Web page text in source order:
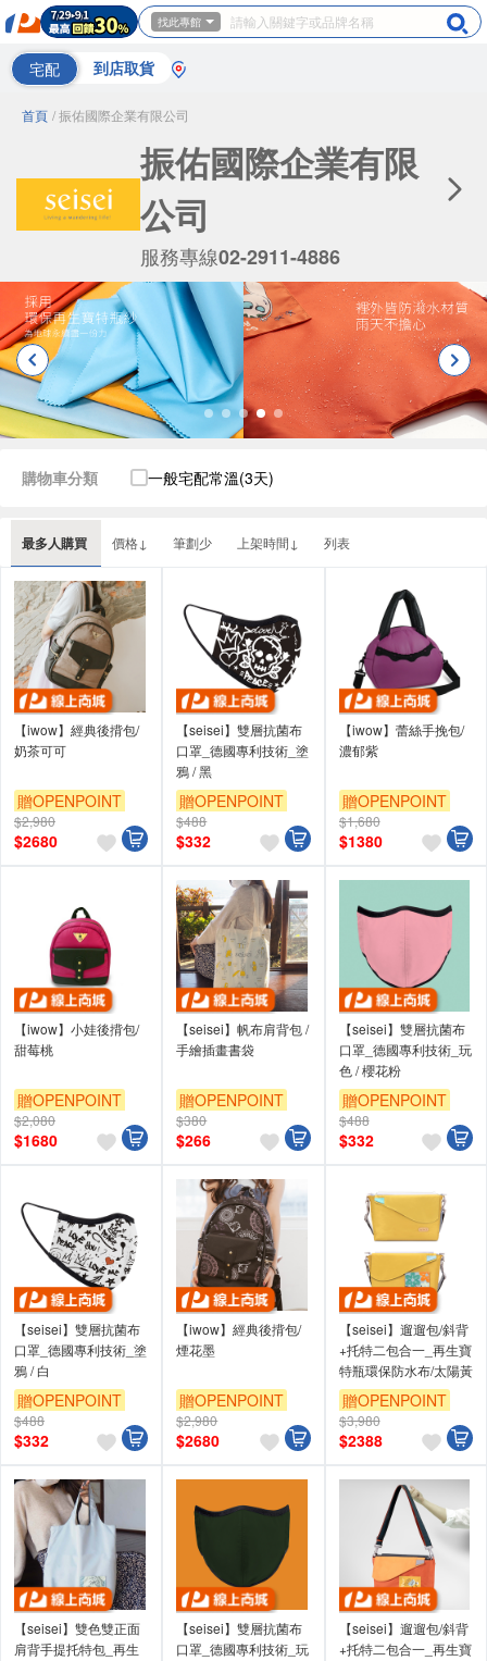
找此專館
宅配 到店取貨
首頁 / 振佑國際企業有限公司
振佑國際企業有限
公司
服務專線02-2911-4886
最多人購買 價格↓ 筆劃少 上架時間↓ 列表
購物車分類 一般宅配常溫(3天)
【iwow】經典後揹包/
奶茶可可
贈OPENPOINT
$2,980
$2680
【seisei】雙層抗菌布
口罩_德國專利技術_塗
鴉 / 黑
贈OPENPOINT
$488
$332
【iwow】蕾絲手挽包/
濃郁紫
贈OPENPOINT
$1,680
$1380
【iwow】小娃後揹包/
甜莓桃
贈OPENPOINT
$2,080
$1680
【seisei】帆布肩背包 /
手繪插畫書袋
贈OPENPOINT
$380
$266
【seisei】雙層抗菌布
口罩_德國專利技術_玩
色 / 櫻花粉
贈OPENPOINT
$488
$332
【seisei】雙層抗菌布
口罩_德國專利技術_塗
鴉 / 白
贈OPENPOINT
$488
$332
【iwow】經典後揹包/
煙花墨
贈OPENPOINT
$2,980
$2680
【seisei】遛遛包/斜背
+托特二包合一_再生寶
特瓶環保防水布/太陽黃
贈OPENPOINT
$3,980
$2388
【seisei】雙色雙正面
肩背手提托特包_再生
【seisei】雙層抗菌布
口罩_德國專利技術_玩
【seisei】遛遛包/斜背
+托特二包合一_再生寶